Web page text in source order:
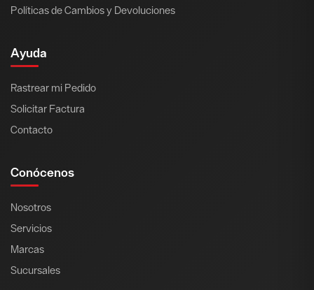
Políticas de Cambios y Devoluciones
Ayuda
Rastrear mi Pedido
Solicitar Factura
Contacto
Conócenos
Nosotros
Servicios
Marcas
Sucursales